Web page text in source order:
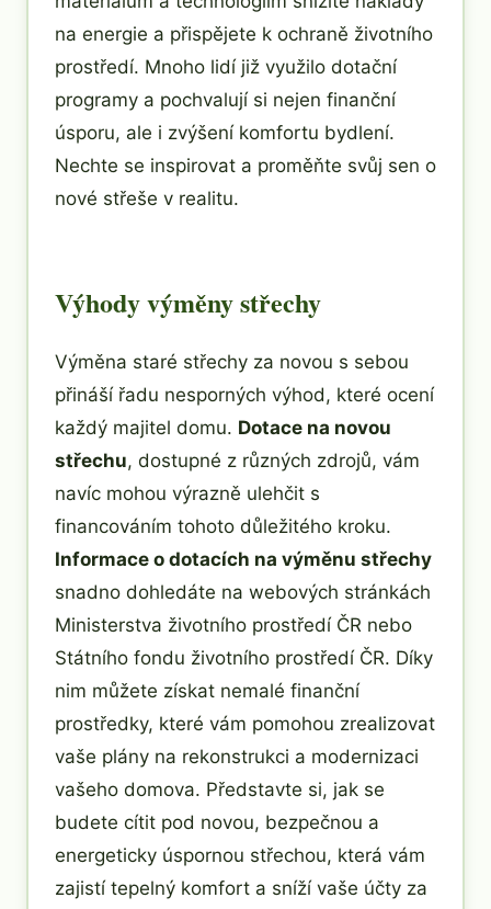
na energie a přispějete k ochraně životního
prostředí. Mnoho lidí již využilo dotační
programy a pochvalují si nejen finanční
úsporu, ale i zvýšení komfortu bydlení.
Nechte se inspirovat a proměňte svůj sen o
nové střeše v realitu.
Výhody výměny střechy
Výměna staré střechy za novou s sebou
přináší řadu nesporných výhod, které ocení
každý majitel domu. Dotace na novou
střechu, dostupné z různých zdrojů, vám
navíc mohou výrazně ulehčit s
financováním tohoto důležitého kroku.
Informace o dotacích na výměnu střechy
snadno dohledáte na webových stránkách
Ministerstva životního prostředí ČR nebo
Státního fondu životního prostředí ČR. Díky
nim můžete získat nemalé finanční
prostředky, které vám pomohou zrealizovat
vaše plány na rekonstrukci a modernizaci
vašeho domova. Představte si, jak se
budete cítit pod novou, bezpečnou a
energeticky úspornou střechou, která vám
zajistí tepelný komfort a sníží vaše účty za